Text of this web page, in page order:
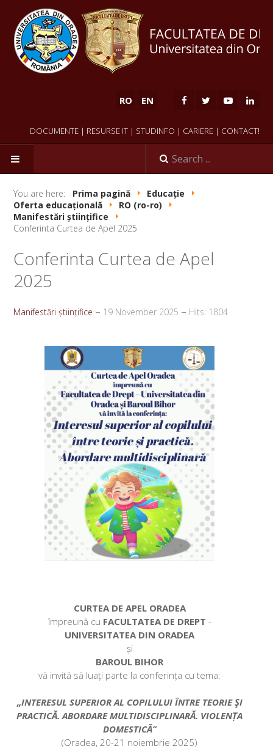
RO EN
DOCUMENTE | RESURSE IT | STUDINFO | CARIERE | CONTACT!
HOME
You are here: Prima pagină
Educație
Oferta educațională
RO (ro-ro)
Manifestări științifice
Conferinta Curtea de Apel 2025
Conferinta Curtea de Apel
2025
Manifestări științifice 19 November 2025 Hits: 1804
CURTEA DE APEL ORADEA
împreună cu FACULTATEA DE DREPT -
UNIVERSITATEA DIN ORADEA
și
BAROUL BIHOR
vă invită să luați parte la conferința cu tema:
„INTERESUL SUPERIOR AL COPILULUI ÎNTRE TEORIE ŞI
PRACTICĂ.ABORDARE MULTIDISCIPLINARĂ. VIOLENȚA
DOMESTICĂ”
(Oradea, 20-21 noiembrie 2025)